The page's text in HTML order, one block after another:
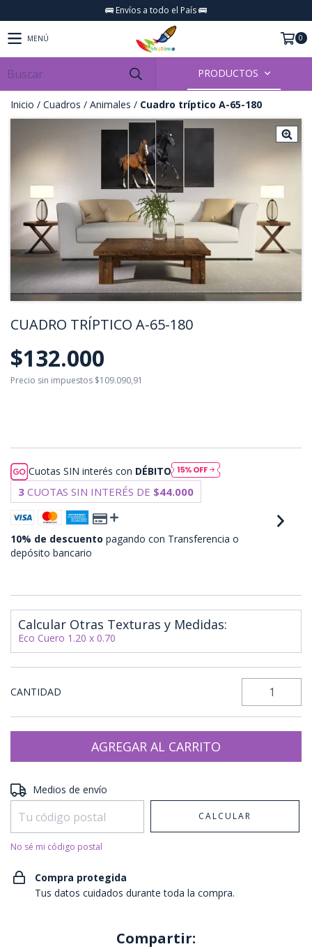
🚌 Envíos a todo el País 🚌
MENÚ 0
PRODUCTOS
Inicio / Cuadros / Animales / Cuadro tríptico A-65-180
CUADRO TRÍPTICO A-65-180
$132.000
Precio sin impuestos $109.090,91
Cuotas SIN interés con DÉBITO
3 CUOTAS SIN INTERÉS DE $44.000
10% de descuento pagando con Transferencia o
depósito bancario
Calcular Otras Texturas y Medidas:
Eco Cuero 1.20 x 0.70
CANTIDAD
Entregas para el CP:
Medios de envío
CALCULAR
No sé mi código postal
Compra protegida
Tus datos cuidados durante toda la compra.
Compartir: